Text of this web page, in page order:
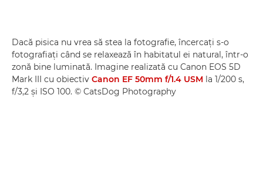
Dacă pisica nu vrea să stea la fotografie, încercaţi s-o
fotografiaţi când se relaxează în habitatul ei natural, într-o
zonă bine luminată. Imagine realizată cu Canon EOS 5D
Mark III cu obiectiv Canon EF 50mm f/1.4 USM la 1/200 s,
f/3,2 şi ISO 100. © CatsDog Photography